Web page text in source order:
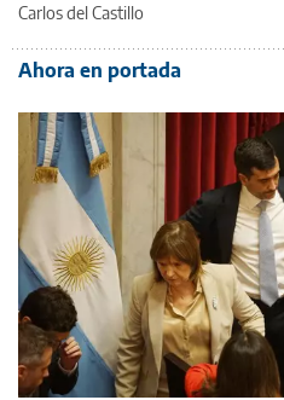
Carlos del Castillo
Ahora en portada